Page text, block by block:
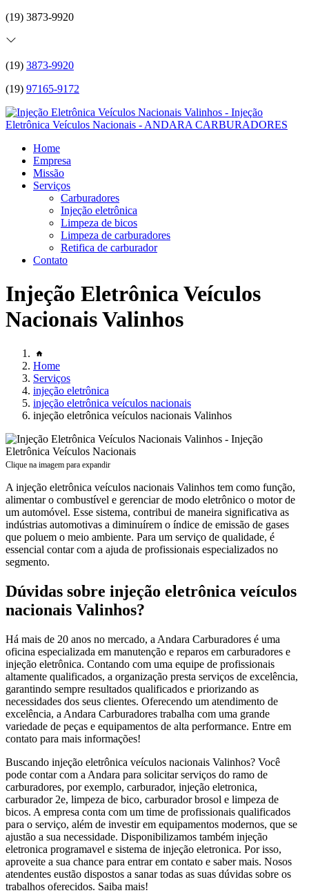
(19) 3873-9920
(19) 3873-9920
(19) 97165-9172
Home
Empresa
Missão
Serviços
Carburadores
Injeção eletrônica
Limpeza de bicos
Limpeza de carburadores
Retifica de carburador
Contato
Injeção Eletrônica Veículos
Nacionais Valinhos
Home
Serviços
injeção eletrônica
injeção eletrônica veículos nacionais
injeção eletrônica veículos nacionais Valinhos
Clique na imagem para expandir
A injeção eletrônica veículos nacionais Valinhos tem como função,
alimentar o combustível e gerenciar de modo eletrônico o motor de
um automóvel. Esse sistema, contribui de maneira significativa as
indústrias automotivas a diminuírem o índice de emissão de gases
que poluem o meio ambiente. Para um serviço de qualidade, é
essencial contar com a ajuda de profissionais especializados no
segmento.
Dúvidas sobre injeção eletrônica veículos
nacionais Valinhos?
Há mais de 20 anos no mercado, a Andara Carburadores é uma
oficina especializada em manutenção e reparos em carburadores e
injeção eletrônica. Contando com uma equipe de profissionais
altamente qualificados, a organização presta serviços de excelência,
garantindo sempre resultados qualificados e priorizando as
necessidades dos seus clientes. Oferecendo um atendimento de
excelência, a Andara Carburadores trabalha com uma grande
variedade de peças e equipamentos de alta performance. Entre em
contato para mais informações!
Buscando injeção eletrônica veículos nacionais Valinhos? Você
pode contar com a Andara para solicitar serviços do ramo de
carburadores, por exemplo, carburador, injeção eletronica,
carburador 2e, limpeza de bico, carburador brosol e limpeza de
bicos. A empresa conta com um time de profissionais qualificados
para o serviço, além de investir em equipamentos modernos, que se
ajustão a sua necessidade. Disponibilizamos também injeção
eletronica programavel e sistema de injeção eletronica. Por isso,
aproveite a sua chance para entrar em contato e saber mais. Nosos
atendentes eustão dispostos a sanar todas as suas dúvidas sobre os
trabalhos oferecidos. Saiba mais!